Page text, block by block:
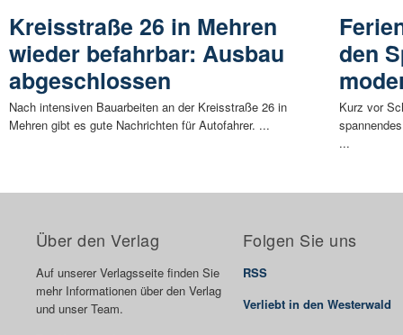
Kreisstraße 26 in Mehren
wieder befahrbar: Ausbau
abgeschlossen
Nach intensiven Bauarbeiten an der Kreisstraße 26 in
Mehren gibt es gute Nachrichten für Autofahrer. ...
den
Kurz vor
...
Über den Verlag
Auf unserer Verlagsseite finden Sie
mehr Informationen über den Verlag
und unser Team.
Folgen Sie uns
RSS
Verliebt in den Westerwald